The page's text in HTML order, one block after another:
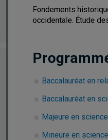
Fondements
occidentale. Étude
Baccalauréat en
Baccalauréat en
Majeure en
Mineure en